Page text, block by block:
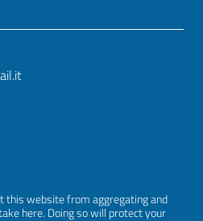
this website from aggregating and
here. Doing so will protect your